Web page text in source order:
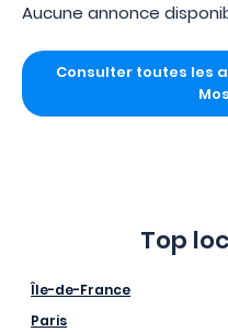
Aucune annonce
Consulter toutes les
Top
Île-de-France
Paris